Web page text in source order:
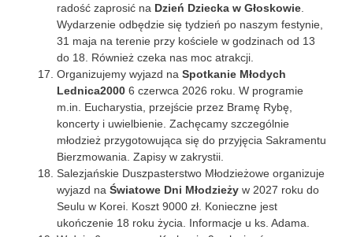
radość zaprosić na Dzień Dziecka w Głoskowie
Wydarzenie odbędzie się tydzień po naszym festynie,
31 maja na terenie przy kościele w godzinach od 13
do 18. Również czeka nas moc atrakcji.
Organizujemy wyjazd na Spotkanie Młodych
Lednica2000 6 czerwca 2026 roku. W programie
m.in. Eucharystia, przejście przez Bramę Rybę,
koncerty i uwielbienie. Zachęcamy szczególnie
młodzież przygotowująca się do przyjęcia Sakramentu
Bierzmowania. Zapisy w zakrystii.
Salezjańskie Duszpasterstwo Młodzieżowe organizuje
wyjazd na Światowe Dni Młodzieży w 2027 roku do
Seulu w Korei. Koszt 9000 zł. Konieczne jest
ukończenie 18 roku życia. Informacje u ks. Adama.